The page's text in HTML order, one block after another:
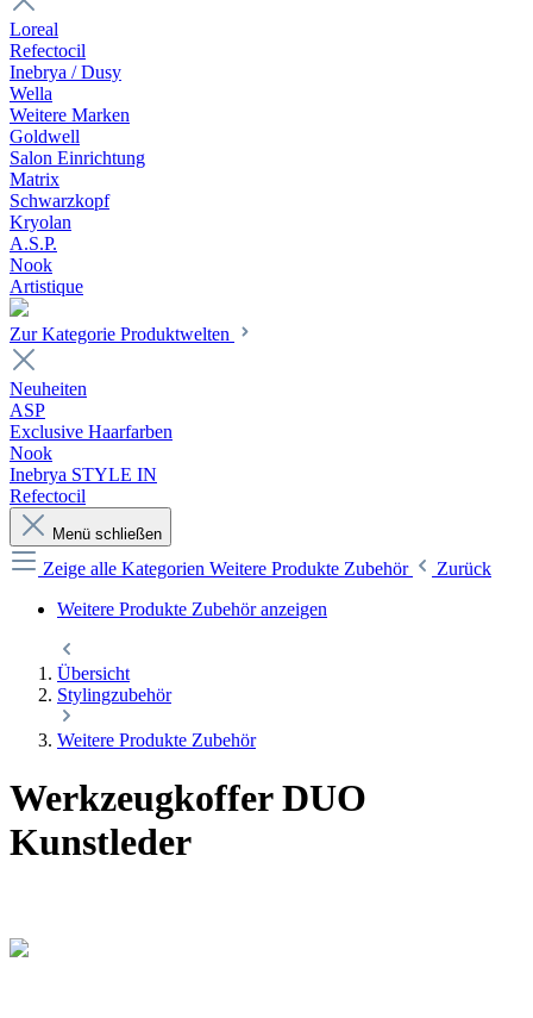
Loreal
Refectocil
Inebrya / Dusy
Wella
Weitere Marken
Goldwell
Salon Einrichtung
Matrix
Schwarzkopf
Kryolan
A.S.P.
Nook
Artistique
Zur Kategorie Produktwelten
Neuheiten
ASP
Exclusive Haarfarben
Nook
Inebrya STYLE IN
Refectocil
Menü schließen
Zeige alle Kategorien Weitere Produkte Zubehör
Zurück
Weitere Produkte Zubehör anzeigen
Übersicht
Stylingzubehör
Weitere Produkte Zubehör
Werkzeugkoffer DUO
Kunstleder